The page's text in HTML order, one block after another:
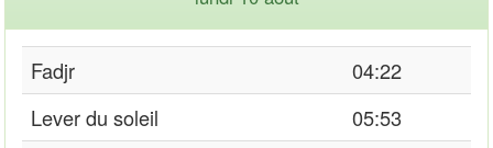
Fadjr
04:22
Lever du soleil
05:53